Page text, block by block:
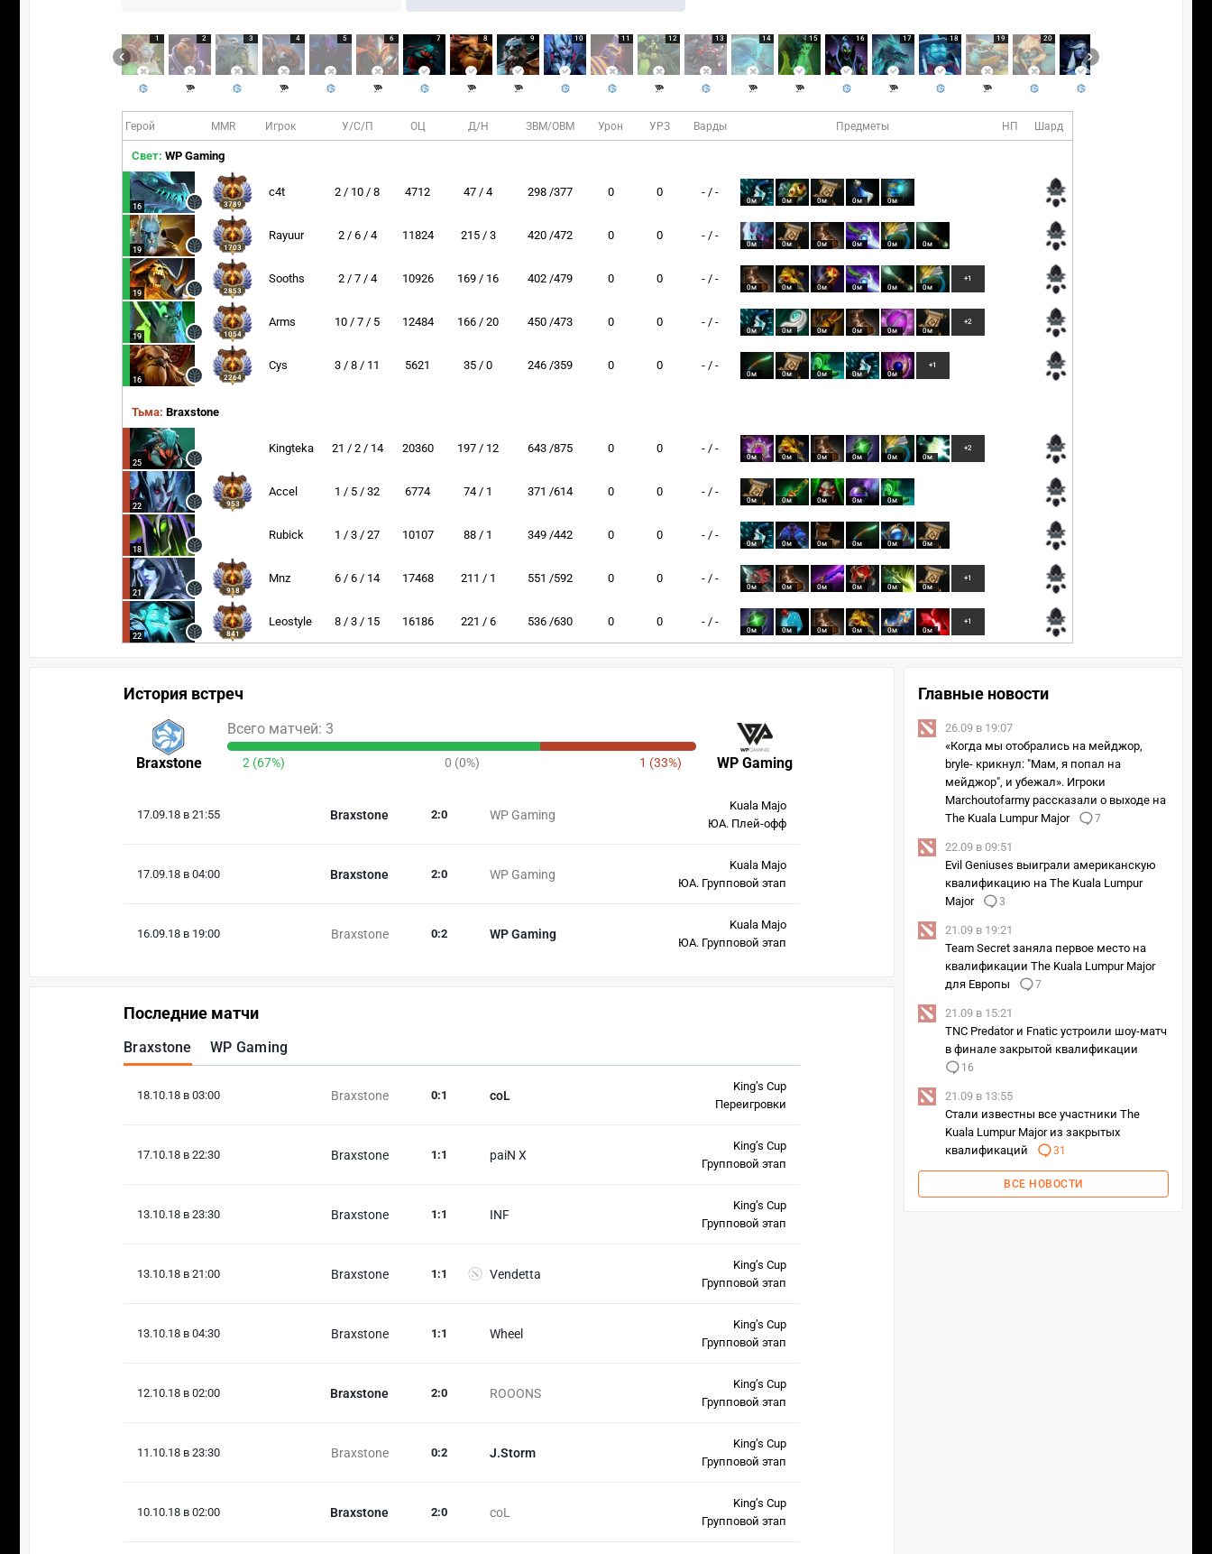
1 2 3 4 5 6 7 8 9 10 11 12 13 14 15 16 17 18 19 20
Герой MMR Игрок У/С/П ОЦ Д/Н ЗВМ/ОВМ Урон УРЗ Варды Предметы НП Шард
Свет: WP Gaming
16 3789
c4t 2 / 10 / 8 4712 47 / 4 298 /377 0 0 - / -
0м 0м 0м 0м 0м
19 1703
Rayuur 2 / 6 / 4 11824 215 / 3 420 /472 0 0 - / -
0м 0м 0м 0м 0м 0м
19 2853
Sooths 2 / 7 / 4 10926 169 / 16 402 /479 0 0 - / -
0м 0м 0м 0м 0м 0м
+1
19 1054
Arms 10 / 7 / 5 12484 166 / 20 450 /473 0 0 - / -
0м 0м 0м 0м 0м 0м
+2
16 2264
Cys 3 / 8 / 11 5621 35 / 0 246 /359 0 0 - / -
0м 0м 0м 0м 0м
+1
Тьма: Braxstone
25
Kingteka 21 / 2 / 14 20360 197 / 12 643 /875 0 0 - / -
0м 0м 0м 0м 0м 0м
+2
22 953
Accel 1 / 5 / 32 6774 74 / 1 371 /614 0 0 - / -
0м 0м 0м 0м 0м
18
Rubick 1 / 3 / 27 10107 88 / 1 349 /442 0 0 - / -
0м 0м 0м 0м 0м 0м
21 918
Mnz 6 / 6 / 14 17468 211 / 1 551 /592 0 0 - / -
0м 0м 0м 0м 0м 0м
+1
22 841
Leostyle 8 / 3 / 15 16186 221 / 6 536 /630 0 0 - / -
0м 0м 0м 0м 0м 0м
+1
История встреч
Braxstone WP Gaming
Всего матчей: 3
2 (67%) 0 (0%) 1 (33%)
17.09.18 в 21:55 Braxstone WP Gaming
2:0
Kuala Majo
ЮА. Плей-офф
17.09.18 в 04:00 Braxstone WP Gaming
2:0
Kuala Majo
ЮА. Групповой этап
16.09.18 в 19:00 Braxstone WP Gaming
0:2
Kuala Majo
ЮА. Групповой этап
Последние матчи
Braxstone WP Gaming
18.10.18 в 03:00 Braxstone coL
0:1
King’s Cup
Переигровки
17.10.18 в 22:30 Braxstone paiN X
1 :1
King’s Cup
Групповой этап
13.10.18 в 23:30 Braxstone INF
1 :1
King’s Cup
Групповой этап
13.10.18 в 21:00 Braxstone Vendetta
1 :1
King’s Cup
Групповой этап
13.10.18 в 04:30 Braxstone Wheel
1 :1
King’s Cup
Групповой этап
12.10.18 в 02:00 Braxstone ROOONS
2:0
King’s Cup
Групповой этап
11.10.18 в 23:30 Braxstone J.Storm
0:2
King’s Cup
Групповой этап
10.10.18 в 02:00 Braxstone coL
2:0
King’s Cup
Групповой этап
Главные новости
26.09 в 19:07
«Когда мы отобрались на мейджор,
bryle- крикнул: "Мам, я попал на
мейджор", и убежал». Игроки
Marchoutofarmy рассказали о выходе на
The Kuala Lumpur Major
7
22.09 в 09:51
Evil Geniuses выиграли американскую
квалификацию на The Kuala Lumpur
Major
3
21.09 в 19:21
Team Secret заняла первое место на
квалификации The Kuala Lumpur Major
для Европы
7
21.09 в 15:21
TNC Predator и Fnatic устроили шоу-матч
в финале закрытой квалификации
16
21.09 в 13:55
Стали известны все участники The
Kuala Lumpur Major из закрытых
квалификаций
31
ВСЕ НОВОСТИ